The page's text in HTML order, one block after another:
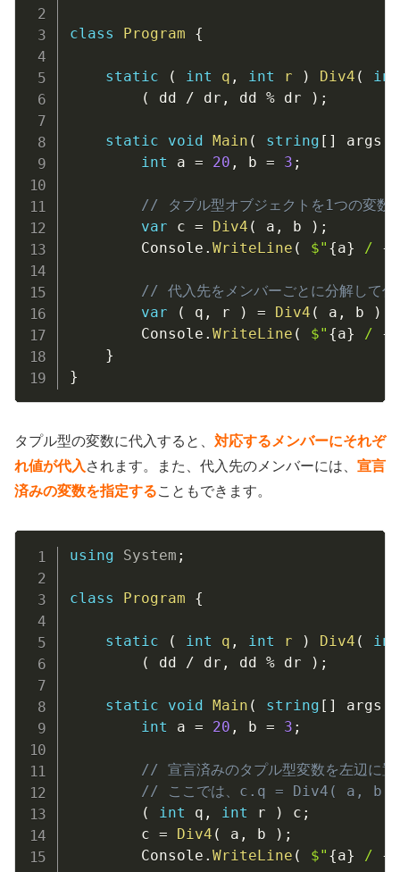
class Program {
static ( int q , int r ) Div4 ( int
(
dd / dr , dd % dr ) ;
static void Main ( string [ ] args
int a = 20 , b = 3 ;
// タプル型オブジェクトを1つの変数
var c = Div4 ( a , b ) ;
		Console
. WriteLine ( $" {a} / {
// 代入先をメンバーごとに分解して代
var
( q , r ) = Div4 ( a , b )
		Console
. WriteLine ( $" {a} / {
}
}
タプル型の変数に代入すると、 対応するメンバーにそれぞ
れ値が代入 されます。また、代入先のメンバーには、 宣言
済みの変数を指定することもできます。
using System ;
class Program {
static ( int q , int r ) Div4 ( int
(
dd / dr , dd % dr ) ;
static void Main ( string [ ] args
int a = 20 , b = 3 ;
// 宣言済みのタプル型変数を左辺に置
// ここでは、c.q = Div4( a,
(
int q , int r ) c ;
		c
= Div4 ( a , b ) ;
		Console
. WriteLine ( $" {a} / {